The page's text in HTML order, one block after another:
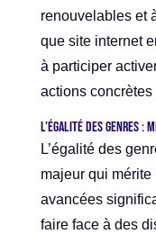
renouvelables et
que site internet
à participer
actions
L’égalité des genres :
L’égalité des
majeur qui
avancées
faire face à des